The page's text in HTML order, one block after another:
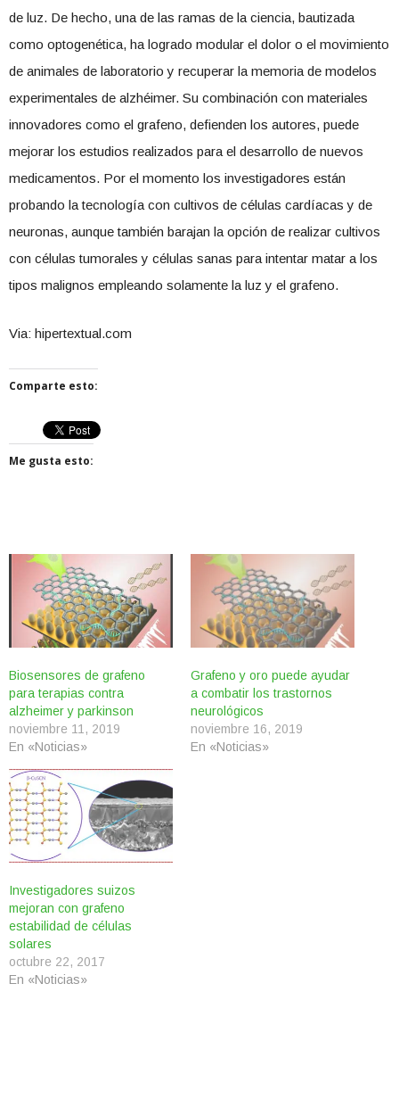
de luz. De hecho, una de las ramas de la ciencia, bautizada
como optogenética, ha logrado modular el dolor o el movimiento
de animales de laboratorio y recuperar la memoria de modelos
experimentales de alzhéimer. Su combinación con materiales
innovadores como el grafeno, defienden los autores, puede
mejorar los estudios realizados para el desarrollo de nuevos
medicamentos. Por el momento los investigadores están
probando la tecnología con cultivos de células cardíacas y de
neuronas, aunque también barajan la opción de realizar cultivos
con células tumorales y células sanas para intentar matar a los
tipos malignos empleando solamente la luz y el grafeno.
Via: hipertextual.com
Comparte esto:
Me gusta esto:
Biosensores de grafeno
para terapias contra
alzheimer y parkinson
noviembre 11, 2019
En «Noticias»
Grafeno y oro puede ayudar
a combatir los trastornos
neurológicos
noviembre 16, 2019
En «Noticias»
Investigadores suizos
mejoran con grafeno
estabilidad de células
solares
octubre 22, 2017
En «Noticias»